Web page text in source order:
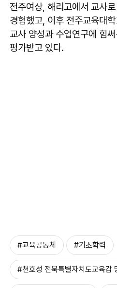
전주여상, 해리고에서 교사
경험했고, 이후 전주교육대
교사 양성과 수업연구에 힘
평가받고 있다.
#교육공동체 #기초학력
#천호성 전북특별자치도교육감